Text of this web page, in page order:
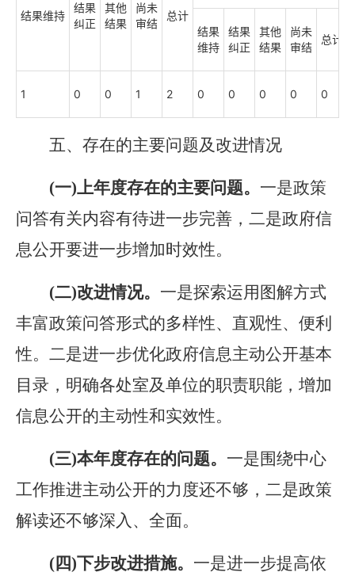
结果维持
结果
纠正
其他
结果
尚未
审结
总计
结果
维持
结果
纠正
其他
结果
尚未
审结
总计
1 0 0 1 2 0 0 0 0 0
五、存在的主要问题及改进情况
(一)上年度存在的主要问题。 一是政策
问答有关内容有待进一步完善，二是政府信
息公开要进一步增加时效性。
(二)改进情况。 一是探索运用图解方式
丰富政策问答形式的多样性、直观性、便利
性。二是进一步优化政府信息主动公开基本
目录，明确各处室及单位的职责职能，增加
信息公开的主动性和实效性。
(三)本年度存在的问题。 一是围绕中心
工作推进主动公开的力度还不够 ，二是政策
解读还不够深入、全面。
(四)下步改进措施。 一是进一步提高依